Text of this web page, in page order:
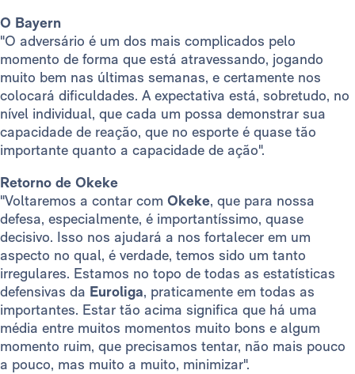
O Bayern
"O adversário é um dos mais complicados pelo
momento de forma que está atravessando, jogando
muito bem nas últimas semanas, e certamente nos
colocará dificuldades. A expectativa está, sobretudo, no
nível individual, que cada um possa demonstrar sua
capacidade de reação, que no esporte é quase tão
importante quanto a capacidade de ação".
Retorno de Okeke
"Voltaremos a contar com Okeke, que para nossa
defesa, especialmente, é importantíssimo, quase
decisivo. Isso nos ajudará a nos fortalecer em um
aspecto no qual, é verdade, temos sido um tanto
irregulares. Estamos no topo de todas as estatísticas
defensivas da Euroliga, praticamente em todas as
importantes. Estar tão acima significa que há uma
média entre muitos momentos muito bons e algum
momento ruim, que precisamos tentar, não mais pouco
a pouco, mas muito a muito, minimizar".